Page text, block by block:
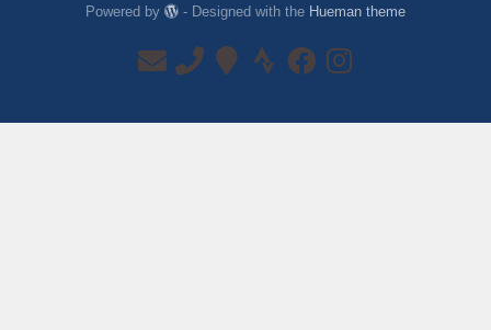
Powered by - Designed with the Hueman theme